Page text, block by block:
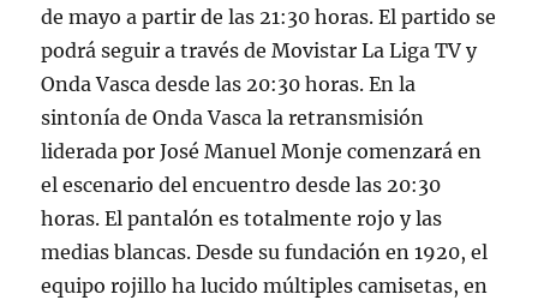
de mayo a partir de las 21:30 horas. El partido se
podrá seguir a través de Movistar La Liga TV y
Onda Vasca desde las 20:30 horas. En la
sintonía de Onda Vasca la retransmisión
liderada por José Manuel Monje comenzará en
el escenario del encuentro desde las 20:30
horas. El pantalón es totalmente rojo y las
medias blancas. Desde su fundación en 1920, el
equipo rojillo ha lucido múltiples camisetas, en